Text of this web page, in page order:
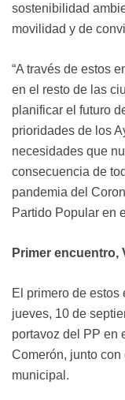
sostenibilidad
movilidad y de
“A través de estos
en el resto de las
planificar el futuro
prioridades de los
necesidades que
consecuencia de
pandemia del
Partido Popular en
Primer encuentro,
El primero de
jueves, 10 de
portavoz del PP en
Comerón, junto
municipal.